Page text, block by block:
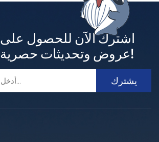
اشترك الآن للحصول على
عروض وتحديثات حصرية!